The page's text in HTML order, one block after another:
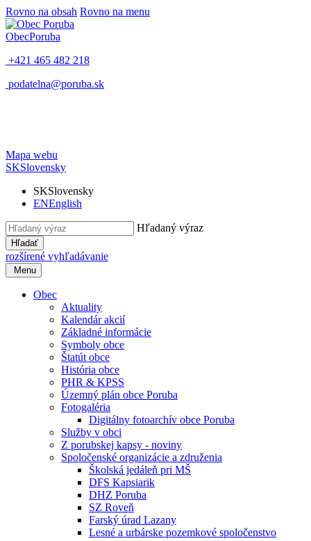
Rovno na obsah Rovno na menu
ObecPoruba
+421 465 482 218
podatelna@poruba.sk
Mapa webu
SKSlovensky
SKSlovensky
ENEnglish
Hľadaný výraz
Hľadať
rozšírené vyhľadávanie
Menu
Obec
Aktuality
Kalendár akcií
Základné informácie
Symboly obce
Štatút obce
História obce
PHR & KPSS
Územný plán obce Poruba
Fotogaléria
Digitálny fotoarchív obce Poruba
Služby v obci
Z porubskej kapsy - noviny
Spoločenské organizácie a združenia
Školská jedáleň pri MŠ
DFS Kapsiarik
DHZ Poruba
SZ Roveň
Farský úrad Lazany
Lesné a urbárske pozemkové spoločenstvo